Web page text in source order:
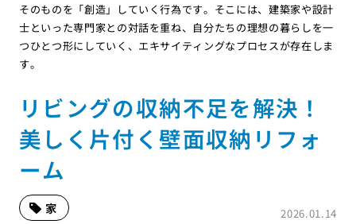
そのものを「創造」していく行為です。そこには、建築家や設計
士といった専門家との対話を重ね、自分たちの理想の暮らしを一
つひとつ形にしていく、エキサイティングなプロセスが存在しま
す。
リビングの収納不足を解決！
美しく片付く壁面収納リフォ
ーム
2026.01.14
家